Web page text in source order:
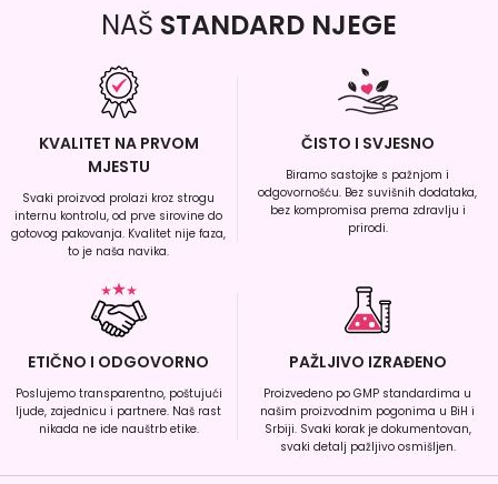
NAŠ STANDARD NJEGE
KVALITET NA PRVOM
MJESTU
Svaki proizvod prolazi kroz strogu
internu kontrolu, od prve sirovine do
gotovog pakovanja. Kvalitet nije faza,
to je naša navika.
ČISTO I SVJESNO
Biramo sastojke s pažnjom i
odgovornošću. Bez suvišnih dodataka,
bez kompromisa prema zdravlju i
prirodi.
ETIČNO I ODGOVORNO
Poslujemo transparentno, poštujući
ljude, zajednicu i partnere. Naš rast
nikada ne ide nauštrb etike.
PAŽLJIVO IZRAĐENO
Proizvedeno po GMP standardima u
našim proizvodnim pogonima u BiH i
Srbiji. Svaki korak je dokumentovan,
svaki detalj pažljivo osmišljen.